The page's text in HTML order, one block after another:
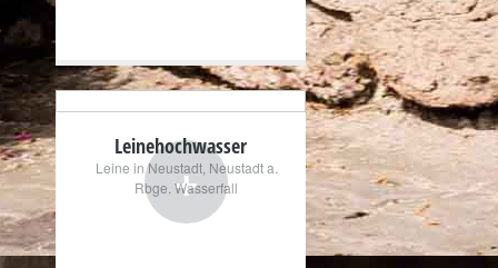
+
Leinehochwasser
Leine in Neustadt, Neustadt a.
Rbge. Wasserfall